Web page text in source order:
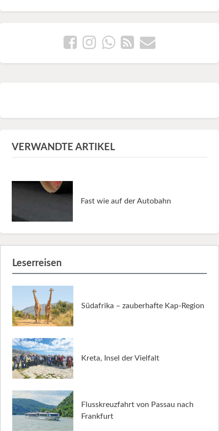
VERWANDTE ARTIKEL
Fast wie auf der Autobahn
Leserreisen
Südafrika – zauberhafte Kap-Region
Kreta, Insel der Vielfalt
Flusskreuzfahrt von Passau nach
Frankfurt